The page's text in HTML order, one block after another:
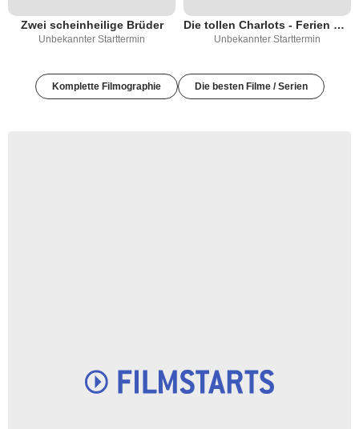
Zwei scheinheilige Brüder
Unbekannter Starttermin
Die tollen Charlots - Ferien wie noch nie
Unbekannter Starttermin
Komplette Filmographie Die besten Filme / Serien